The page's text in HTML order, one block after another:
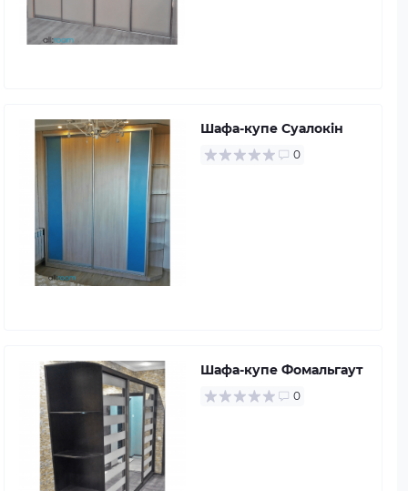
Шафа-купе Суалокін
0
Шафа-купе Фомальгаут
0